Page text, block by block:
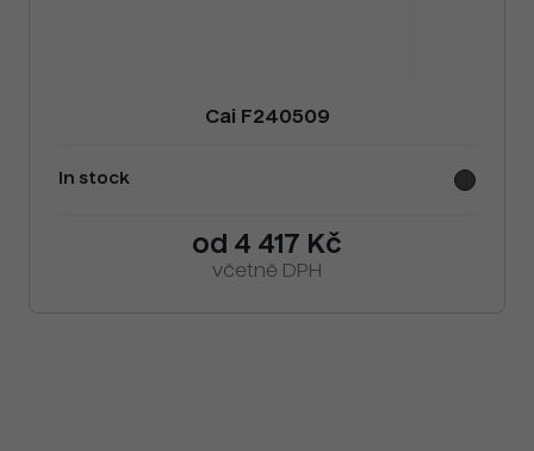
Cai F240509
In stock
od 4 417 Kč
včetně DPH